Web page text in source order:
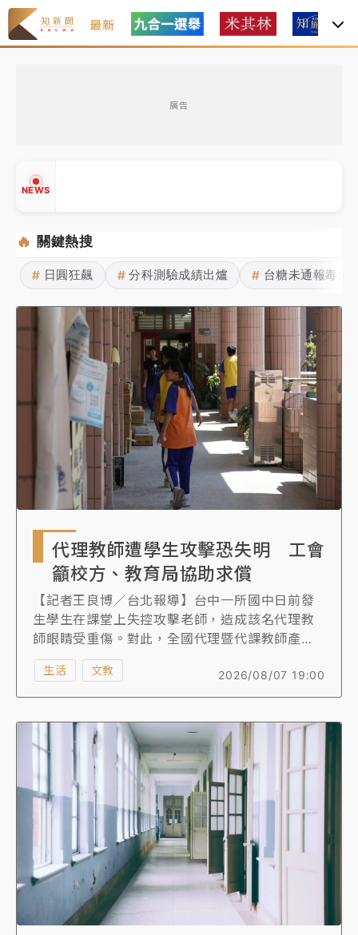
最新
廣告
NEWS
中信慈善基金會想增加董事人數！辜仲諒向法院聲請遭
駁 理由曝光
周六起展出延長至晚上7時
台東農業處長涉圖利渡假村！東檢抗告成功 今重開羈
父親節泡湯了！中颱白海豚雨彈轟3天 「紅到發紫」降
雨熱區曝
女律師陳昱瑄詐慈濟10億！黃金158kg遭查扣畫面曝光
暑假過三周才推「E宿新北打卡趣」！抽獎程序複雜 觀
旅局回應了
中信慈善基金會想增加董事人數！辜仲諒向法院聲請遭
駁 理由曝光
故宮《龍藏經》特展第2檔！今線上預約開賣一度塞車
周六起展出延長至晚上7時
台東農業處長涉圖利渡假村！東檢抗告成功 今重開羈
押庭
父親節泡湯了！中颱白海豚雨彈轟3天 「紅到發紫」降
▲
🔥 關鍵熱搜
# 日圓狂飆 # 分科測驗成績出爐 # 台糖未通報毒油
代理教師遭學生攻擊恐失明 工會
籲校方、教育局協助求償
【記者王良博／台北報導】台中一所國中日前發
生學生在課堂上失控攻擊老師，造成該名代理教
師眼睛受重傷。對此，全國代理暨代課教師產業
工會今（7）日表示，學校與教育局應即刻啟動
「因公涉訟輔助」與「公傷職災補償」，另也質
疑國一新生暑輔的必要性，代理教師身份弱勢，
足，發生突發狀況難以即時支援。
2026/08/07 19:00
生活 文教